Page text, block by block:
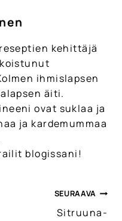
kehittäjä
ihmislapsen
äiti.
ovat suklaa ja
ja kardemummaa
blogissani!
SEURAAVA
Sitruuna-